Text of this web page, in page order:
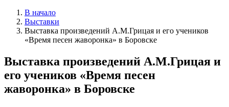
В начало
Выставки
Выставка произведений А.М.Грицая и его учеников
«Время песен жаворонка» в Боровске
Выставка произведений А.М.Грицая и
его учеников «Время песен
жаворонка» в Боровске